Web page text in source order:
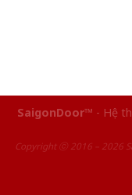
SaigonDoor™ - Hệ
Copyright ⓒ 2016 – 2026